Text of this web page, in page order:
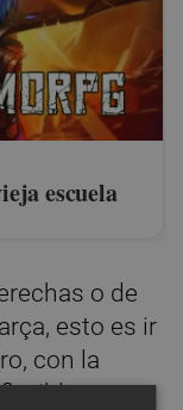
escuela
o de
esto es ir
con la
sea